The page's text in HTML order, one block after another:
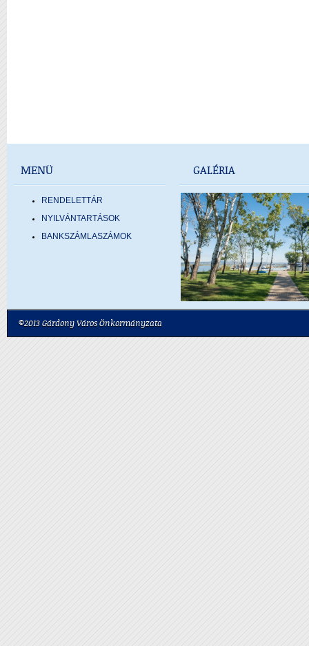
MENÜ
RENDELETTÁR
NYILVÁNTARTÁSOK
BANKSZÁMLASZÁMOK
GALÉRIA
©2013 Gárdony Város Önkormányzata